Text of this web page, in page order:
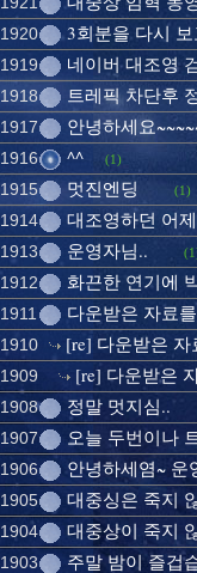
1920 3회분을 다시
1919 네이버 대조영
1918 트레픽 차단후
1917 안녕하세요
1916 ^^ (1)
1915 멋진엔딩 (1)
1914 대조영하던 어
1913 운영자님..
1912 화끈한 연기에
1911 다운받은 자료
1910 [re] 다운받은
1909 [re] 다운받은
1908 정말 멋지심..
1907 오늘 두번이나
1906 안녕하세염~ 운
1905 대중싱은 죽지
1904 대중상이 죽지
1903 주말 밤이 즐겁